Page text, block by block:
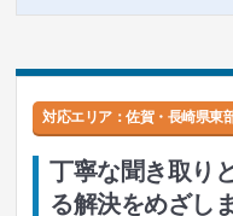
対応エリア：佐賀・長崎県東
丁寧な聞き取り
る解決をめざし